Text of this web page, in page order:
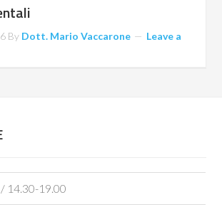
By Dott. Mario Vaccarone
Leave a
14.30-19.00